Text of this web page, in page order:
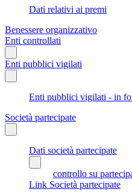
Dati relativi ai premi
Benessere organizzativo
Enti controllati
Enti pubblici vigilati
Enti pubblici vigilati - in
Società partecipate
Dati società partecipate
controllo su
Link Società partecipate